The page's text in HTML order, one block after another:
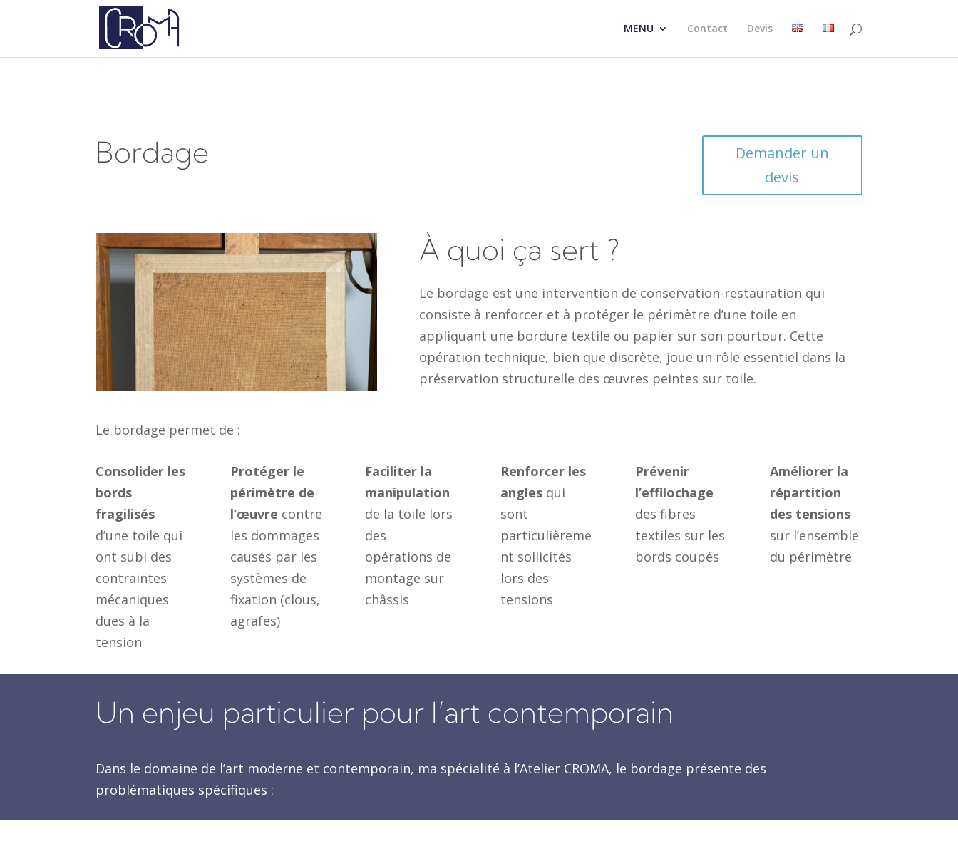
google-site-verification=a5PWtUyGac8iiyYakrZLxvVpBANTAXh6Drdi5Fnsyqc
MENU Contact Devis
Bordage
Demander un
devis
À quoi ça sert ?
Le bordage est une intervention de conservation-restauration qui
consiste à renforcer et à protéger le périmètre d’une toile en
appliquant une bordure textile ou papier sur son pourtour. Cette
opération technique, bien que discrète, joue un rôle essentiel dans la
préservation structurelle des œuvres peintes sur toile.
Le bordage permet de :
Consolider les
bords
fragilisés
d’une toile qui
ont subi des
contraintes
mécaniques
dues à la
tension
Protéger le
périmètre de
l’œuvre contre
les dommages
causés par les
systèmes de
fixation (clous,
agrafes)
Faciliter la
manipulation
de la toile lors
des
opérations de
montage sur
châssis
Renforcer les
angles qui
sont
particulièreme
nt sollicités
lors des
tensions
Prévenir
l’effilochage
des fibres
textiles sur les
bords coupés
Améliorer la
répartition
des tensions
sur l’ensemble
du périmètre
Un enjeu particulier pour l’art contemporain
Dans le domaine de l’art moderne et contemporain, ma spécialité à l’Atelier CROMA, le bordage présente des
problématiques spécifiques :